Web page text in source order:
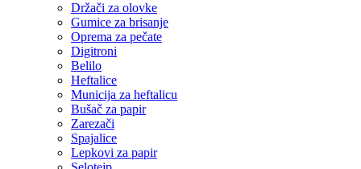
Držači za olovke
Gumice za brisanje
Oprema za pečate
Digitroni
Belilo
Heftalice
Municija za heftalicu
Bušač za papir
Zarezači
Spajalice
Lepkovi za papir